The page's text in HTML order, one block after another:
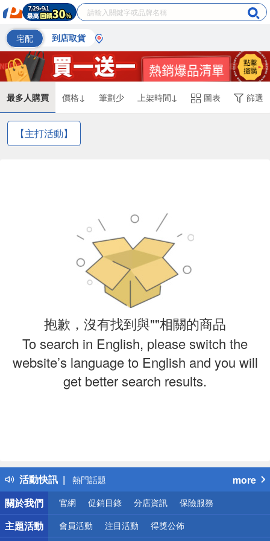
宅配 到店取貨
最多人購買 價格↓ 筆劃少 上架時間↓ 圖表 篩選
【主打活動】
抱歉，沒有找到與""相關的商品
To search in English, please switch the
website’s language to English and you will
get better search results.
活動快訊
得獎公告
熱門話題
銀行優惠
偏遠地區配送
詐騙網頁！請小心！
more
關於我們
官網 促銷目錄 分店資訊 保險服務
主題活動 會員活動 注目活動 得獎公佈